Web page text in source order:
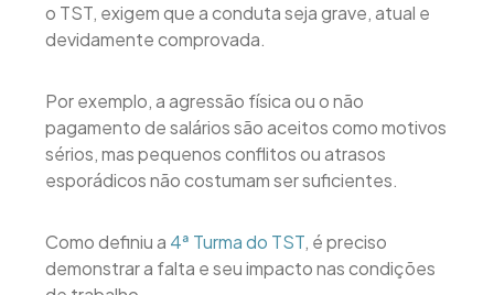
o TST, exigem que a conduta seja grave, atual e
devidamente comprovada.
Por exemplo, a agressão física ou o não
pagamento de salários são aceitos como motivos
sérios, mas pequenos conflitos ou atrasos
esporádicos não costumam ser suficientes.
Como definiu a 4ª Turma do TST, é preciso
demonstrar a falta e seu impacto nas condições